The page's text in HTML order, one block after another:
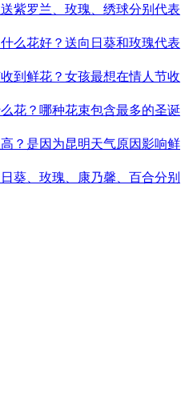
紫罗兰、玫瑰、绣球分别代表
么花好？送向日葵和玫瑰代表
到鲜花？女孩最想在情人节收
花？哪种花束包含最多的圣诞
？是因为昆明天气原因影响鲜
葵、玫瑰、康乃馨、百合分别